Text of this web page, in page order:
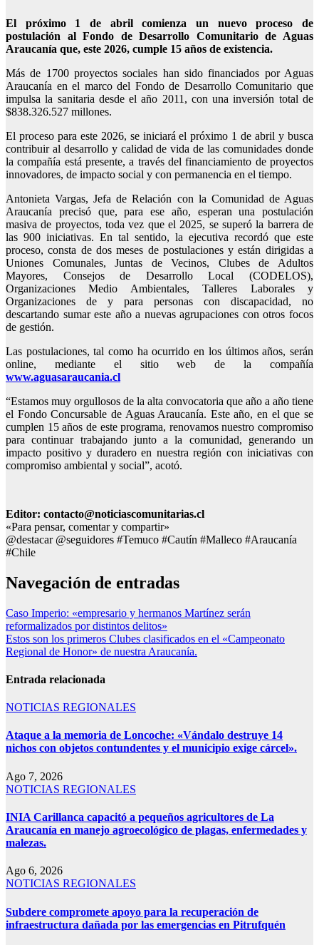
El próximo 1 de abril comienza un nuevo proceso de
postulación al Fondo de Desarrollo Comunitario de Aguas
Araucanía que, este 2026, cumple 15 años de existencia.
Más de 1700 proyectos sociales han sido financiados por Aguas
Araucanía en el marco del Fondo de Desarrollo Comunitario que
impulsa la sanitaria desde el año 2011, con una inversión total de
$838.326.527 millones.
El proceso para este 2026, se iniciará el próximo 1 de abril y busca
contribuir al desarrollo y calidad de vida de las comunidades donde
la compañía está presente, a través del financiamiento de proyectos
innovadores, de impacto social y con permanencia en el tiempo.
Antonieta Vargas, Jefa de Relación con la Comunidad de Aguas
Araucanía precisó que, para ese año, esperan una postulación
masiva de proyectos, toda vez que el 2025, se superó la barrera de
las 900 iniciativas. En tal sentido, la ejecutiva recordó que este
proceso, consta de dos meses de postulaciones y están dirigidas a
Uniones Comunales, Juntas de Vecinos, Clubes de Adultos
Mayores, Consejos de Desarrollo Local (CODELOS),
Organizaciones Medio Ambientales, Talleres Laborales y
Organizaciones de y para personas con discapacidad, no
descartando sumar este año a nuevas agrupaciones con otros focos
de gestión.
Las postulaciones, tal como ha ocurrido en los últimos años, serán
online, mediante el sitio web de la compañía
www.aguasaraucania.cl
“Estamos muy orgullosos de la alta convocatoria que año a año tiene
el Fondo Concursable de Aguas Araucanía. Este año, en el que se
cumplen 15 años de este programa, renovamos nuestro compromiso
para continuar trabajando junto a la comunidad, generando un
impacto positivo y duradero en nuestra región con iniciativas con
compromiso ambiental y social”, acotó.
Editor: contacto@noticiascomunitarias.cl
«Para pensar, comentar y compartir»
@destacar @seguidores #Temuco #Cautín #Malleco #Araucanía
#Chile
Navegación de entradas
Caso Imperio: «empresario y hermanos Martínez serán
reformalizados por distintos delitos»
Estos son los primeros Clubes clasificados en el «Campeonato
Regional de Honor» de nuestra Araucanía.
Entrada relacionada
NOTICIAS REGIONALES
Ataque a la memoria de Loncoche: «Vándalo destruye 14
nichos con objetos contundentes y el municipio exige cárcel».
Ago 7, 2026
NOTICIAS REGIONALES
INIA Carillanca capacitó a pequeños agricultores de La
Araucanía en manejo agroecológico de plagas, enfermedades y
malezas.
Ago 6, 2026
NOTICIAS REGIONALES
Subdere compromete apoyo para la recuperación de
infraestructura dañada por las emergencias en Pitrufquén